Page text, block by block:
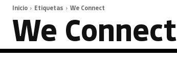
Inicio Etiquetas We Connect
We Connect